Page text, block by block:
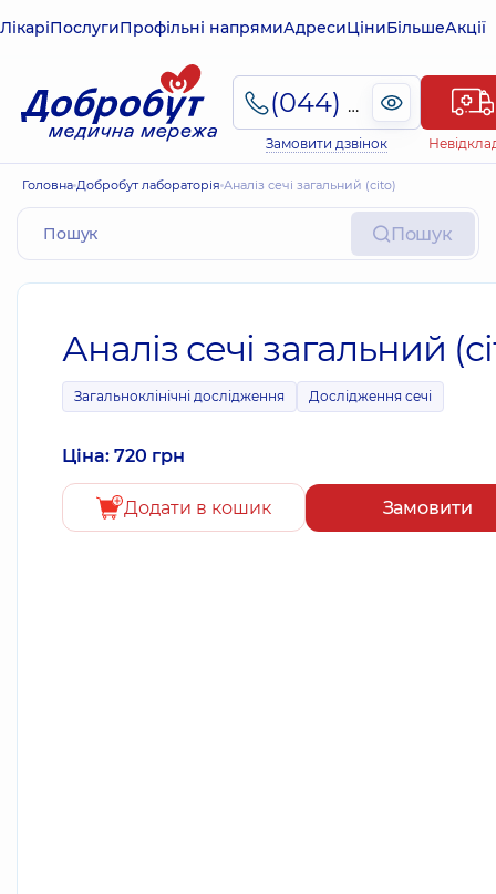
ЛікаріПослугиПрофільні напрямиАдресиЦіниБільшеАкції
(044) 495-2-888
Замовити дзвінок
Головна Добробут лабораторія Аналіз сечі загальний (сito)
Пошук
Аналіз сечі загальний
Загальноклінічні дослідження Дослідження сечі
Ціна: 720 грн
Додати в кошик Замовити